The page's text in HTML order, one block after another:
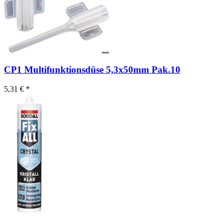
CP1 Multifunktionsdüse 5,3x50mm Pak.10
5,31 € *